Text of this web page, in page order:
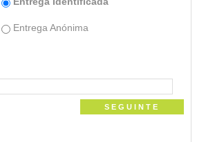
Entrega Anónima